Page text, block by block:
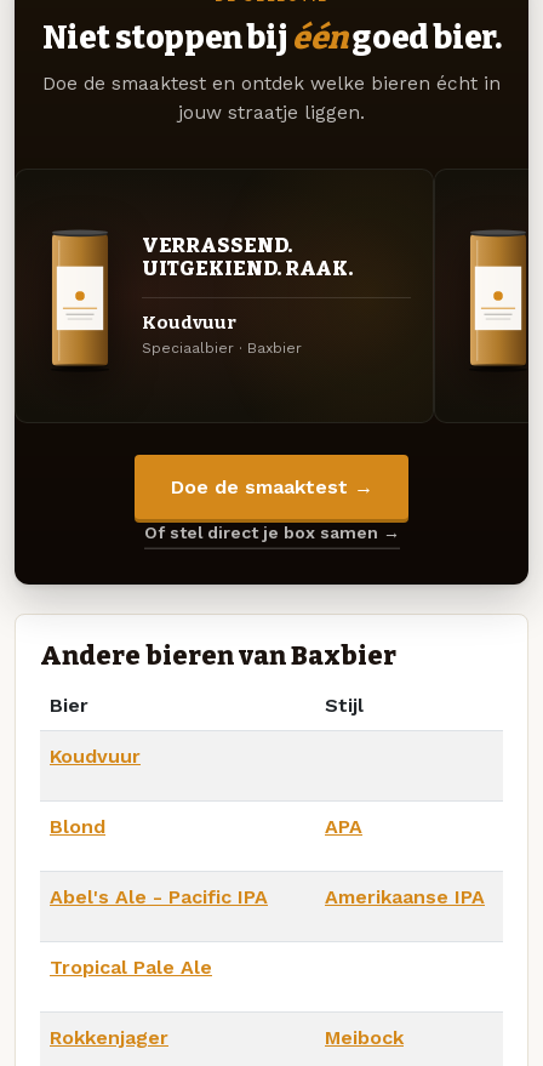
Niet stoppen bij ééngoed bier.
Doe de smaaktest en ontdek welke bieren écht in
jouw straatje liggen.
VERRASSEND.
UITGEKIEND. RAAK.
Koudvuur
Speciaalbier · Baxbier
Doe de smaaktest →
Of stel direct je box samen →
Andere bieren van Baxbier
Bier Stijl
Koudvuur
Blond APA
Abel's Ale - Pacific IPA Amerikaanse IPA
Tropical Pale Ale
Rokkenjager Meibock